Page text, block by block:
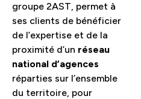
groupe 2AST, permet à
ses clients de bénéficier
de l’expertise et de la
proximité d’un réseau
national d’agences
réparties sur l’ensemble
du territoire, pour